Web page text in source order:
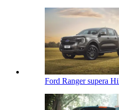
Ford Ranger supera